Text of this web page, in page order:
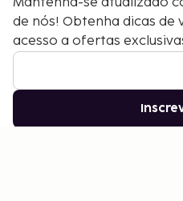
de nós! Obtenha dicas de
acesso a ofertas